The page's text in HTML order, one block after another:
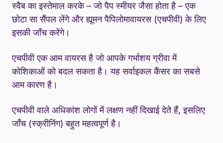
स्वैब का इस्तेमाल करके – जो पैप स्मीयर जैसा होता है – एक
छोटा सा सैंपल लेंगे और ह्यूमन पैपिलोमावायरस (एचपीवी) के लिए
इसकी जाँच करेंगे।
एचपीवी एक आम वायरस है जो आपके गर्भाशय ग्रीवा में
कोशिकाओं को बदल सकता है। यह सर्वाइकल कैंसर का सबसे
आम कारण है।
एचपीवी वाले अधिकांश लोगों में लक्षण नहीं दिखाई देते हैं, इसलिए
जाँच (स्क्रीनिंग) बहुत महत्वपूर्ण है।